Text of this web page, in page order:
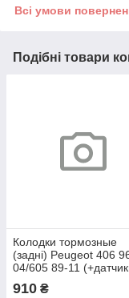
Всі умови
Подібні товари
Колодки тормозные
(задні) Peugeot 406
04/605 89-11
986 494 055 (BOSCH)
910 ₴